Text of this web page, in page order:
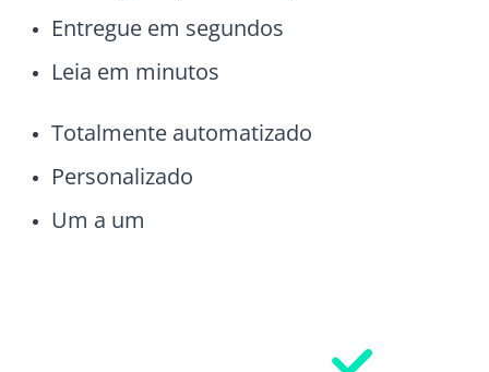
Entregue em segundos
Leia em minutos
Totalmente automatizado
Personalizado
Um a um